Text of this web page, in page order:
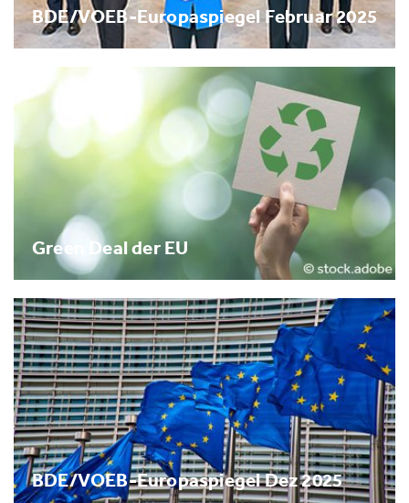
BDE/VOEB-Europaspiegel Februar 2025
Green Deal der EU
BDE/VOEB-Europaspiegel Dez 2025